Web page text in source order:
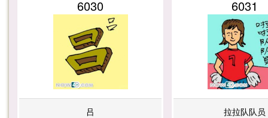
6030
吕
6031
拉拉队队员